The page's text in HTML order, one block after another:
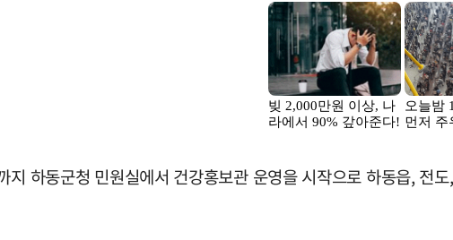
지 하동군청 민원실에서 건강홍보관 운영을 시작으로 하동읍, 전